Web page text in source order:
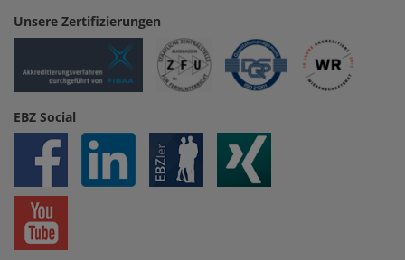
Unsere Zertifizierungen
EBZ Social